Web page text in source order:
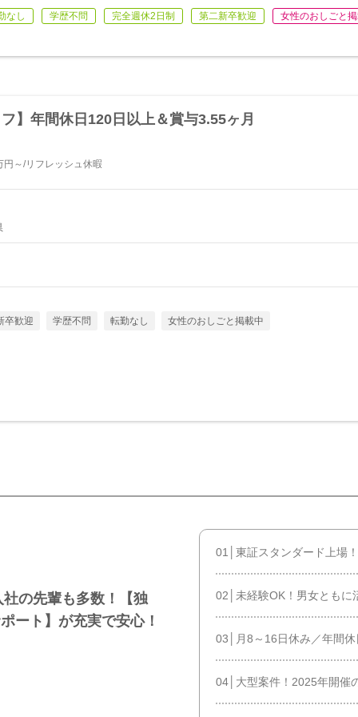
なし 学歴不問 完全週休2日制 第二新卒歓迎 女性のおしごと
】年間休日120日以上＆賞与3.55ヶ月
～/リフレッシュ休暇
卒歓迎 学歴不問 転勤なし 女性のおしごと掲載中
の先輩も多数！【独
ート】が充実で安心！
01│東証スタンダード上場
02│未経験OK！男女ともに
03│月8～16日休み／年間
04│大型案件！2025年開催